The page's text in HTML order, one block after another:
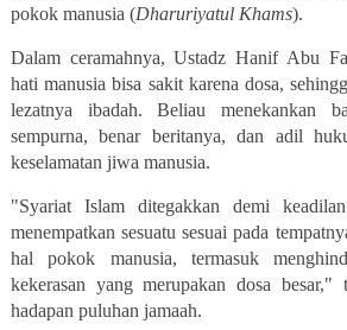
pokok manusia (Dharuriyatul Khams).
Dalam ceramahnya, Ustadz Hanif Abu
hati manusia bisa sakit karena dosa,
lezatnya ibadah. Beliau menekankan
sempurna, benar beritanya, dan adil
keselamatan jiwa manusia.
"Syariat Islam ditegakkan demi
menempatkan sesuatu sesuai pada
hal pokok manusia, termasuk
kekerasan yang merupakan dosa
hadapan puluhan jamaah.